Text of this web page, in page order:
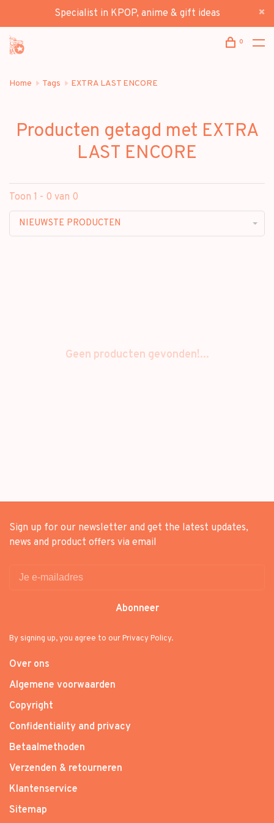
Specialist in KPOP, anime & gift ideas
0
Home Tags EXTRA LAST ENCORE
Producten getagd met EXTRA
LAST ENCORE
Toon 1 - 0 van 0
NIEUWSTE PRODUCTEN
Geen producten gevonden!...
Sign up for our newsletter and get the latest updates,
news and product offers via email
Abonneer
By signing up, you agree to our Privacy Policy.
Over ons
Algemene voorwaarden
Copyright
Confidentiality and privacy
Betaalmethoden
Verzenden & retourneren
Klantenservice
Sitemap